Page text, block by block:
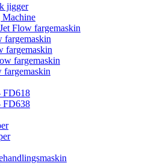
jigger
Flow fargemaskin
fargemaskin
fargemaskin
fargemaskin
FD618
FD638